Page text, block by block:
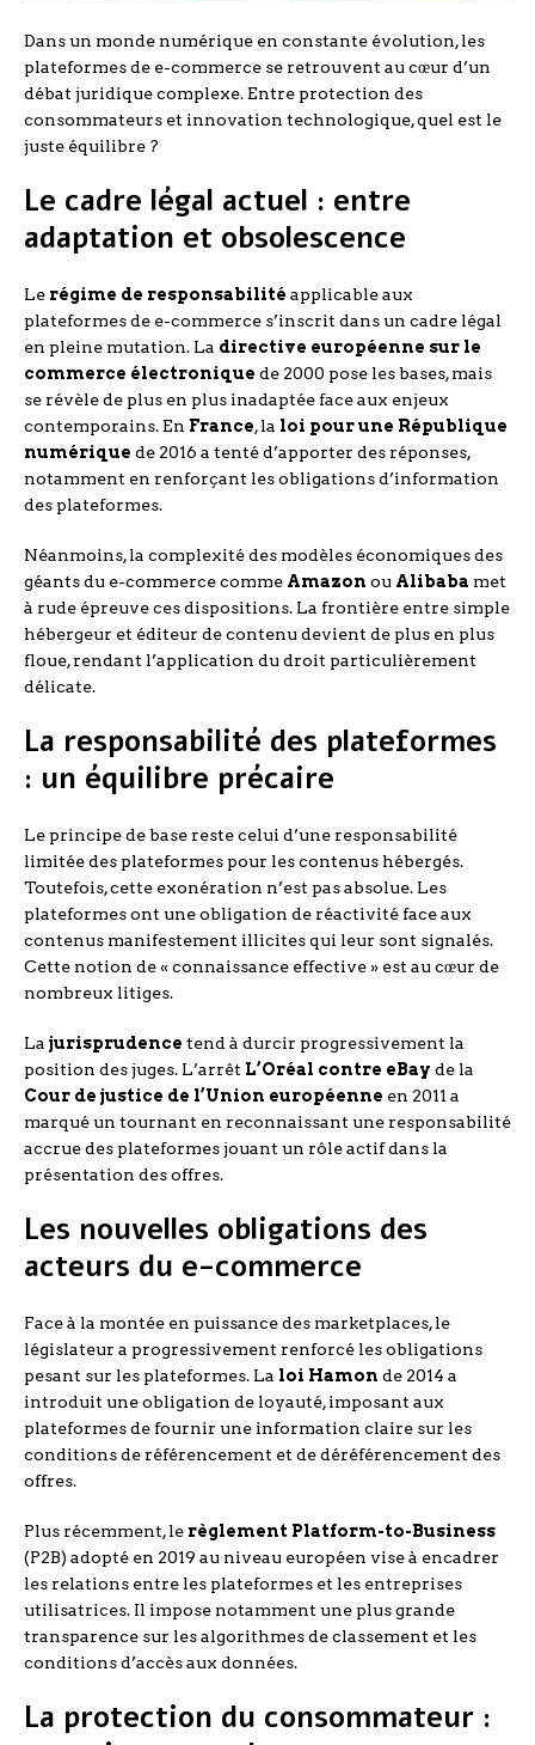
Dans un monde numérique en constante évolution, les
plateformes de e-commerce se retrouvent au cœur d’un
débat juridique complexe. Entre protection des
consommateurs et innovation technologique, quel est le
juste équilibre ?
Le cadre légal actuel : entre
adaptation et obsolescence
Le régime de responsabilité applicable aux
plateformes de e-commerce s’inscrit dans un cadre légal
en pleine mutation. La directive européenne sur le
commerce électronique de 2000 pose les bases, mais
se révèle de plus en plus inadaptée face aux enjeux
contemporains. En France, la loi pour une République
numérique de 2016 a tenté d’apporter des réponses,
notamment en renforçant les obligations d’information
des plateformes.
Néanmoins, la complexité des modèles économiques des
géants du e-commerce comme Amazon ou Alibaba met
à rude épreuve ces dispositions. La frontière entre simple
hébergeur et éditeur de contenu devient de plus en plus
floue, rendant l’application du droit particulièrement
délicate.
La responsabilité des plateformes
: un équilibre précaire
Le principe de base reste celui d’une responsabilité
limitée des plateformes pour les contenus hébergés.
Toutefois, cette exonération n’est pas absolue. Les
plateformes ont une obligation de réactivité face aux
contenus manifestement illicites qui leur sont signalés.
Cette notion de « connaissance effective » est au cœur de
nombreux litiges.
La jurisprudence tend à durcir progressivement la
position des juges. L’arrêt L’Oréal contre eBay de la
Cour de justice de l’Union européenne en 2011 a
marqué un tournant en reconnaissant une responsabilité
accrue des plateformes jouant un rôle actif dans la
présentation des offres.
Les nouvelles obligations des
acteurs du e-commerce
Face à la montée en puissance des marketplaces, le
législateur a progressivement renforcé les obligations
pesant sur les plateformes. La loi Hamon de 2014 a
introduit une obligation de loyauté, imposant aux
plateformes de fournir une information claire sur les
conditions de référencement et de déréférencement des
offres.
Plus récemment, le règlement Platform-to-Business
(P2B) adopté en 2019 au niveau européen vise à encadrer
les relations entre les plateformes et les entreprises
utilisatrices. Il impose notamment une plus grande
transparence sur les algorithmes de classement et les
conditions d’accès aux données.
La protection du consommateur :